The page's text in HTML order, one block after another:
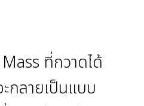
ที่กวาดได้
กลายเป็นแบบ